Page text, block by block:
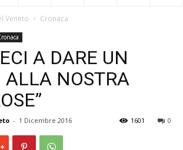
Veneto Cronaca
A DARE UN
ALLA NOSTRA
- 1 Dicembre 2016 0
1601